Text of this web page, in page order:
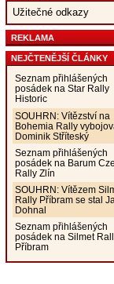
Užitečné odkazy
REKLAMA
NEJČTENĚJŠÍ ČLÁNKY
Seznam přihlášených
posádek na Star Rally
Historic
SOUHRN: Vítězství na
Bohemia Rally
Dominik Stříteský
Seznam přihlášených
posádek na Barum
Rally Zlín
SOUHRN: Vítězem
Rally Příbram se stal
Dohnal
Seznam přihlášených
posádek na Silmet
Příbram